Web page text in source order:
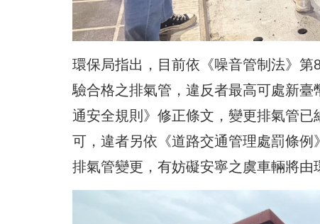
環保局指出，目前依《噪音管制法》
驗合格之排氣管，違反者最高可處新
通安全規則》修正條文，變更排氣管
可，違者另依《道路交通管理處罰條
排氣管變更，有妨礙安寧之虞車輛將由